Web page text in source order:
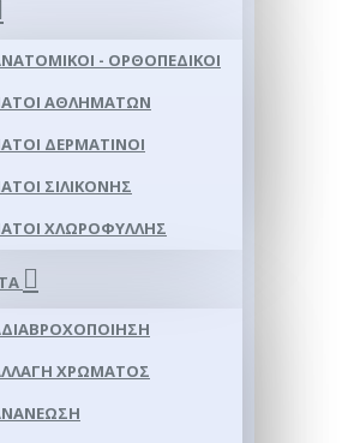
- ΟΡΘΟΠΕΔΙΚΟΊ
ΑΘΛΗΜΆΤΩΝ
ΔΕΡΜΆΤΙΝΟΙ
ΣΙΛΙΚΌΝΗΣ
ΧΛΩΡΟΦΎΛΛΗΣ
ΧΡΏΜΑΤΟΣ